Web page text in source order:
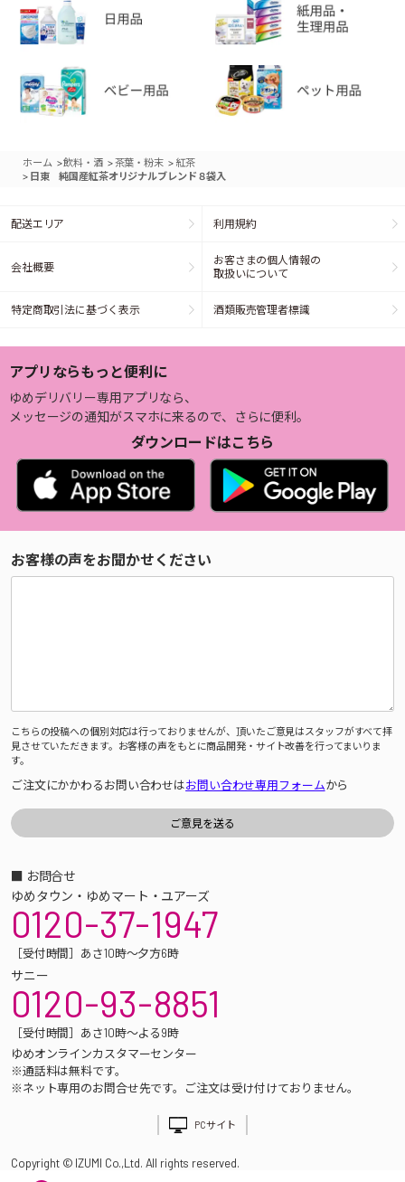
ホーム >飲料・酒 >茶葉・粉末 > 紅茶
> 日東 純国産紅茶オリジナルブレンド８袋入
配送エリア 利用規約
会社概要
お客さまの個人情報の
取扱いについて
特定商取引法に基づく表示 酒類販売管理者標識
アプリならもっと便利に
ゆめデリバリー専用アプリなら、
メッセージの通知がスマホに来るので、さらに便利。
ダウンロードはこちら
お客様の声をお聞かせください
こちらの投稿への個別対応は行っておりませんが、頂いたご意見はスタッフがすべて拝
見させていただきます。お客様の声をもとに商品開発・サイト改善を行ってまいりま
す。
ご注文にかかわるお問い合わせはお問い合わせ専用フォームから
■ お問合せ
ゆめタウン・ゆめマート・ユアーズ
0120-37-1947
［受付時間］あさ10時～夕方6時
サニー
0120-93-8851
［受付時間］あさ10時～よる9時
ゆめオンラインカスタマーセンター
※通話料は無料です。
※ネット専用のお問合せ先です。ご注文は受け付けておりません。
PCサイト
Copyright © IZUMI Co.,Ltd. All rights reserved.